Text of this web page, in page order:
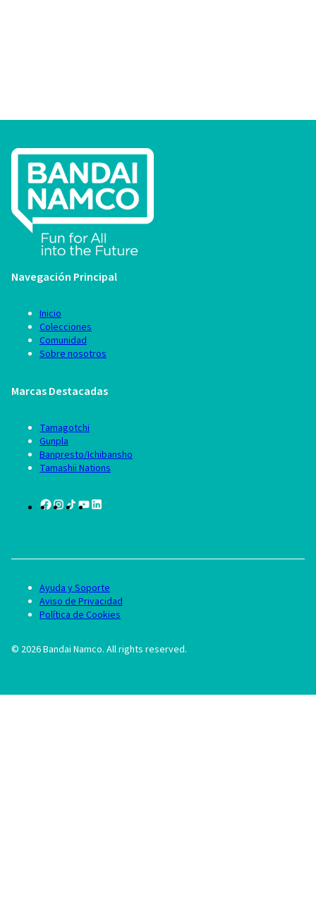
Navegación Principal
Inicio
Colecciones
Comunidad
Sobre nosotros
Marcas Destacadas
Tamagotchi
Gunpla
Banpresto/Ichibansho
Tamashii Nations
© 2026Bandai Namco. All rights reserved.
Ayuda y Soporte
Aviso de Privacidad
Política de Cookies